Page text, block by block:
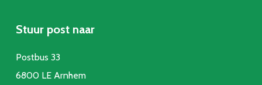
Stuur post naar
Postbus 33
6800 LE Arnhem